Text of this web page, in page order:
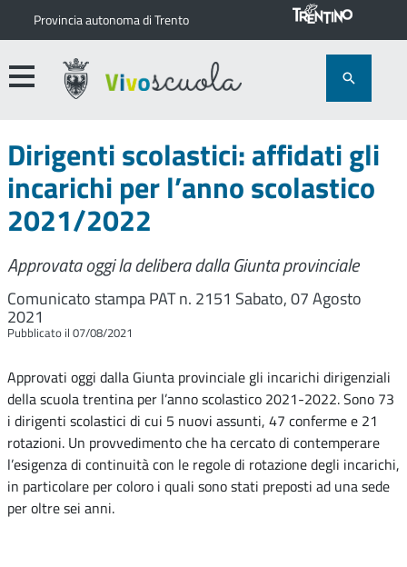
Provincia autonoma di Trento
Dirigenti scolastici: affidati gli
incarichi per l’anno scolastico
2021/2022
Approvata oggi la delibera dalla Giunta provinciale
Comunicato stampa PAT n. 2151 Sabato, 07 Agosto
2021
Pubblicato il 07/08/2021
Approvati oggi dalla Giunta provinciale gli incarichi dirigenziali
della scuola trentina per l’anno scolastico 2021-2022. Sono 73
i dirigenti scolastici di cui 5 nuovi assunti, 47 conferme e 21
rotazioni. Un provvedimento che ha cercato di contemperare
l’esigenza di continuità con le regole di rotazione degli incarichi,
in particolare per coloro i quali sono stati preposti ad una sede
per oltre sei anni.